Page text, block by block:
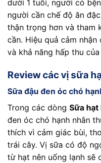
dưới 1 tuổi, người có
người cần chế độ ăn
thận trọng hơn và tham
cần. Hiệu quả cảm
và khả năng hấp thu
Review các vị sữa
Sữa đậu đen óc chó
Trong các dòng Sữa hạt
đen óc chó hạnh nhân
thích vì cảm giác bùi,
trái cây. Vị sữa có độ
từ hạt nên uống lạnh sẽ